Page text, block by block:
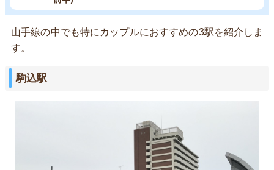
山手線の中でも特にカップルにおすすめの3駅を紹介しま
す。
駒込駅